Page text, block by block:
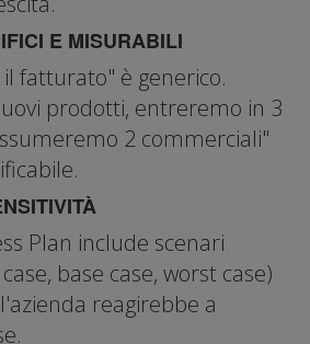
E MISURABILI
fatturato" è generico.
prodotti, entreremo in 3
2 commerciali"
Plan include scenari
base case, worst case)
reagirebbe a